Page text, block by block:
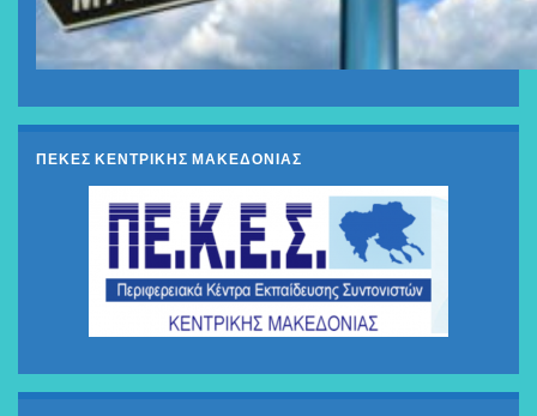
ΠΕΚΕΣ ΚΕΝΤΡΙΚΗΣ ΜΑΚΕΔΟΝΙΑΣ